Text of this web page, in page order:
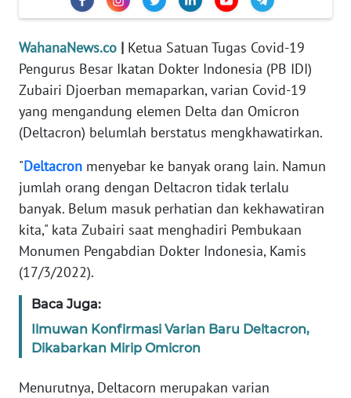
WahanaNews.co | Ketua Satuan Tugas Covid-19
Pengurus Besar Ikatan Dokter Indonesia (PB IDI)
Zubairi Djoerban memaparkan, varian Covid-19
yang mengandung elemen Delta dan Omicron
(Deltacron) belumlah berstatus mengkhawatirkan.
"Deltacron menyebar ke banyak orang lain. Namun
jumlah orang dengan Deltacron tidak terlalu
banyak. Belum masuk perhatian dan kekhawatiran
kita," kata Zubairi saat menghadiri Pembukaan
Monumen Pengabdian Dokter Indonesia, Kamis
(17/3/2022).
Baca Juga:
Ilmuwan Konfirmasi Varian Baru Deltacron,
Dikabarkan Mirip Omicron
Menurutnya, Deltacorn merupakan varian
OPINI
EDITORIAL
INDEKS
BERITA
KONTAK
KAMI
INFO
IKLAN
KAMI